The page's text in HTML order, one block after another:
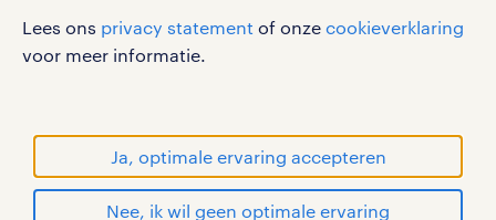
Lees ons privacy statement of onze cookieverklaring
voor meer informatie.
Ja, optimale ervaring accepteren
Nee, ik wil geen optimale ervaring
gebruikersvoorwaarden
disclaimer
sitemap